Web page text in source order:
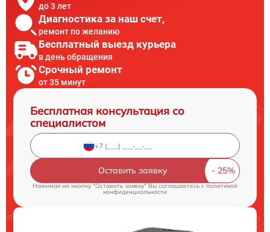
до 3 лет
Диагностика за наш счет,
ремонт по желанию
Бесплатный выезд курьера
в день обращения
Срочный ремонт
от 35 минут
Бесплатная консультация со
специалистом
Оставить заявку
Нажимая на кнопку "Оставить заявку" Вы соглашаетесь c политикой
конфиденциальности